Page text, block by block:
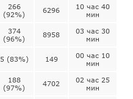
266
(92%)
6296
10 час 40
мин
374
(96%)
8958
03 час 30
мин
5 (83%) 149
00 час 10
мин
188
(97%)
4702
02 час 25
мин